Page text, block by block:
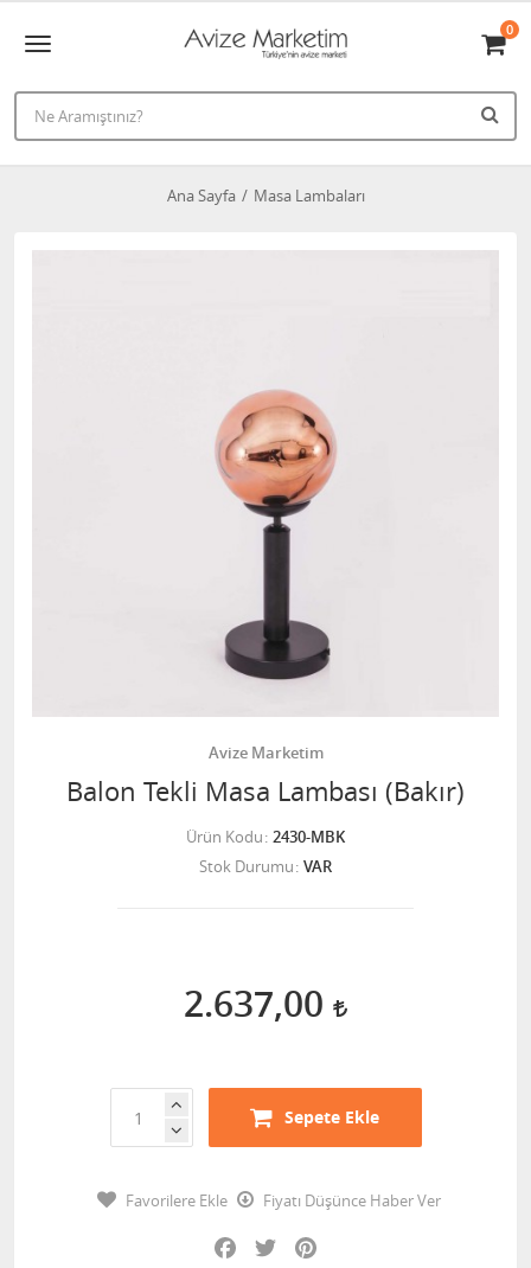
0
Ana Sayfa Masa Lambaları
Avize Marketim
Balon Tekli Masa Lambası (Bakır)
Ürün Kodu 2430-MBK
Stok Durumu VAR
2.637,00
Sepete Ekle
Favorilere Ekle
Fiyatı Düşünce Haber Ver
Facebook
Twitter